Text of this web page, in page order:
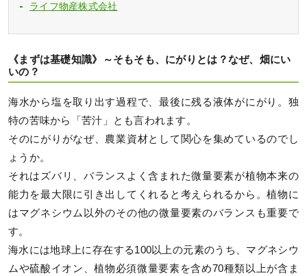
ライフ物産株式会社
《まずは基礎知識》～そもそも、にがりとは？なぜ、畑にい
いの？
海水から塩を取り出す過程で、最後に残る液体がにがり。独
特の苦味から「苦汁」とも言われます。
そのにがりがなぜ、農業資材として関心を集めているのでし
ょうか。
それはズバリ、バランスよく含まれた微量要素が植物本来の
能力を最大限に引き出してくれると考えられるから。植物に
はマグネシウム以外のその他の微量要素のバランスも重要で
す。
海水には地球上に存在する100以上の元素のうち、マグネシウ
ムや硫酸イオン、植物必須微量要素を含め70種類以上が含ま